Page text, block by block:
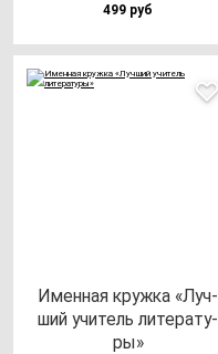
499 руб
Имен­ная круж­ка «Луч­
ший учи­тель ли­те­ра­ту­
ры»